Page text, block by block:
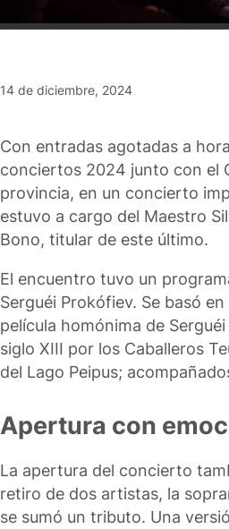
14 de diciembre, 2024
Con entradas agotadas a
conciertos 2024 junto con el
provincia, en un concierto
estuvo a cargo del Maestro
Bono, titular de este último.
El encuentro tuvo un
Serguéi Prokófiev. Se basó
película homónima de
siglo XIII por los Caballeros
del Lago Peipus;
Apertura con
La apertura del concierto
retiro de dos artistas, la
se sumó un tributo. Una